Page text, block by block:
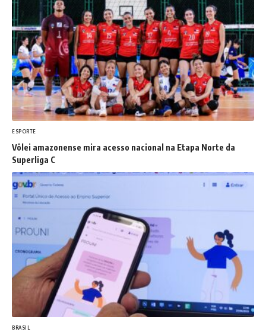
ESPORTE
Vôlei amazonense mira acesso nacional na Etapa Norte da
Superliga C
BRASIL